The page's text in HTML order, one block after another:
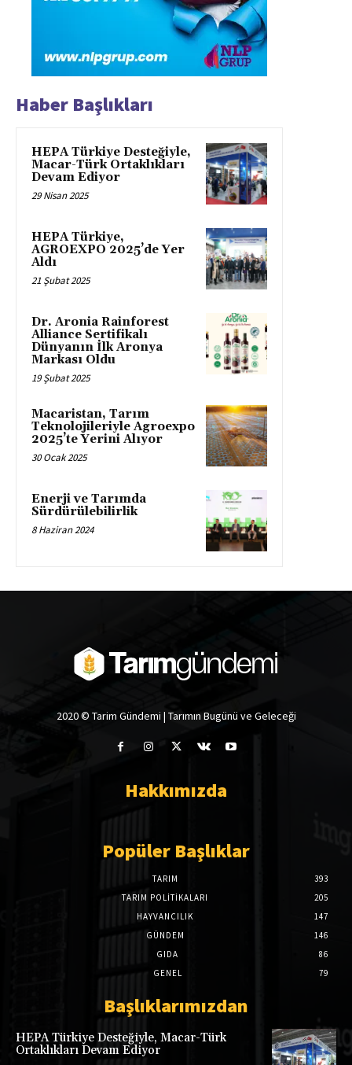
Haber Başlıkları
HEPA Türkiye Desteğiyle,
Macar-Türk Ortaklıkları
Devam Ediyor
29 Nisan 2025
HEPA Türkiye,
AGROEXPO 2025’de Yer
Aldı
21 Şubat 2025
Dr. Aronia Rainforest
Alliance Sertifikalı
Dünyanın İlk Aronya
Markası Oldu
19 Şubat 2025
Macaristan, Tarım
Teknolojileriyle Agroexpo
2025’te Yerini Alıyor
30 Ocak 2025
Enerji ve Tarımda
Sürdürülebilirlik
8 Haziran 2024
2020 © Tarim Gündemi | Tarımın Bugünü ve Geleceği
Hakkımızda
Popüler Başlıklar
TARIM
393
TARIM POLITIKALARI
205
HAYVANCILIK
147
GÜNDEM
146
GIDA
86
GENEL
79
Başlıklarımızdan
HEPA Türkiye Desteğiyle, Macar-Türk
Ortaklıkları Devam Ediyor